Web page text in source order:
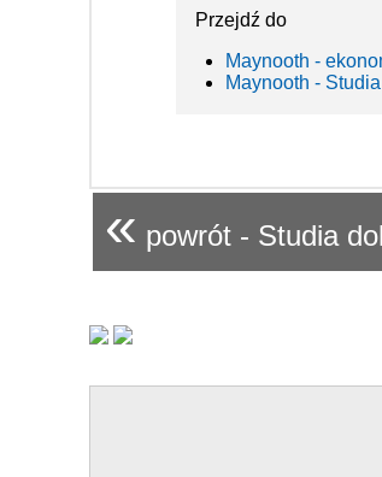
Przejdź do
Maynooth -
Maynooth -
« powrót - Studia